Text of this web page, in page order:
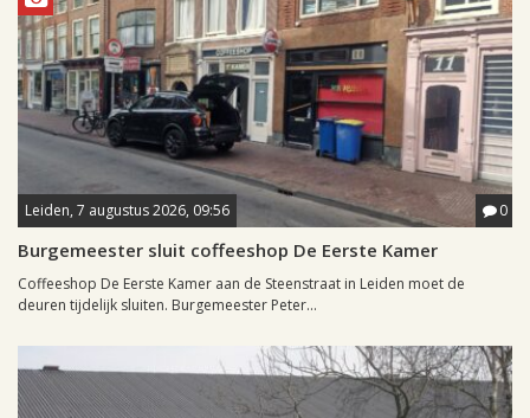
Leiden, 7 augustus 2026, 09:56 0
Burgemeester sluit coffeeshop De Eerste Kamer
Coffeeshop De Eerste Kamer aan de Steenstraat in Leiden moet de
deuren tijdelijk sluiten. Burgemeester Peter...